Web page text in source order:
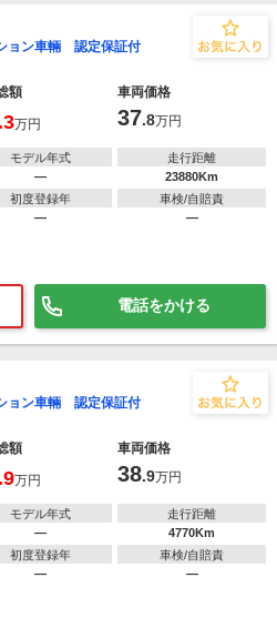
ョン車輛 認定保証付
額
車両価格
.3万円 37.8万円
モデル年式
―
走行距離
23880Km
初度登録年
―
車検/自賠責
―
電話をかける
ョン車輛 認定保証付
額
車両価格
.9万円 38.9万円
モデル年式
―
走行距離
4770Km
初度登録年
―
車検/自賠責
―